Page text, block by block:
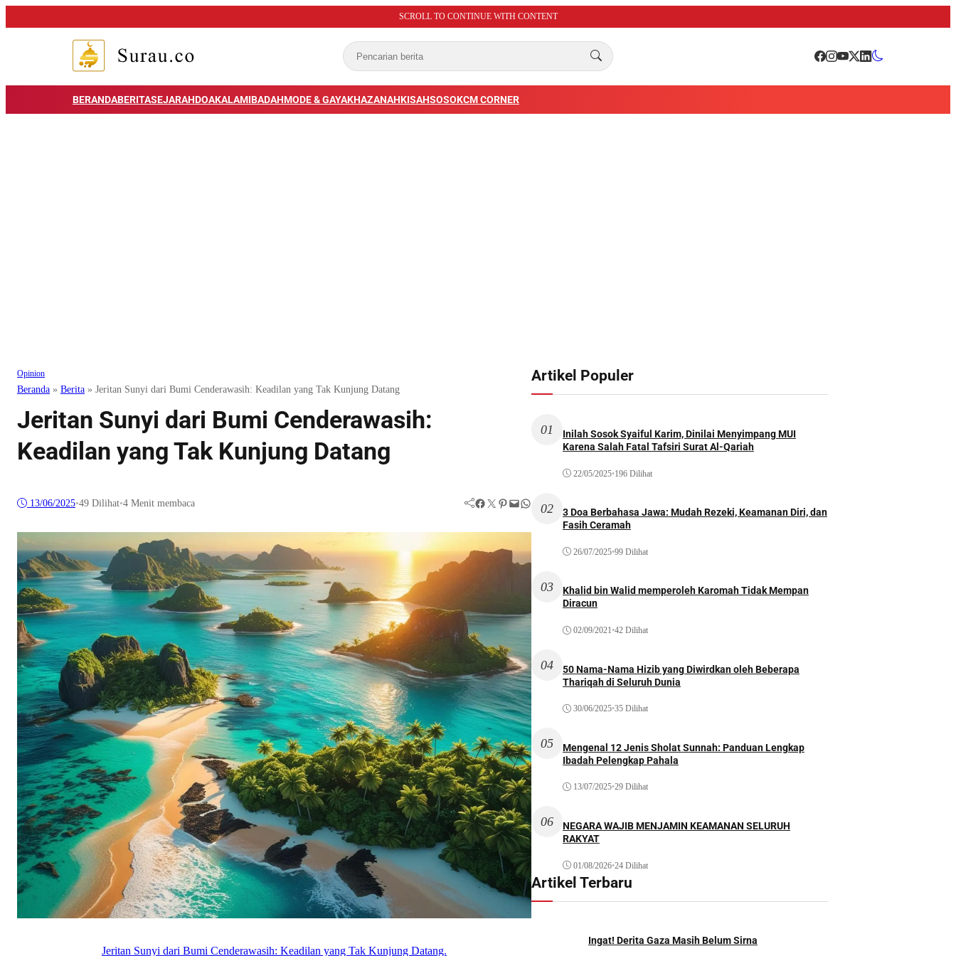
SCROLL TO CONTINUE WITH CONTENT
BERANDABERITASEJARAHDOAKALAMIBADAHMODE & GAYAKHAZANAHKISAHSOSOKCM CORNER
Opinion
Beranda » Berita » Jeritan Sunyi dari Bumi Cenderawasih: Keadilan yang Tak Kunjung Datang
Jeritan Sunyi dari Bumi Cenderawasih:
Keadilan yang Tak Kunjung Datang
13/06/2025•49 Dilihat•4 Menit membaca Facebook Twitter Pinterest Mail WhatsApp
Jeritan Sunyi dari Bumi Cenderawasih: Keadilan yang Tak Kunjung Datang.
Artikel Populer
01
Inilah Sosok Syaiful Karim, Dinilai Menyimpang MUI
Karena Salah Fatal Tafsiri Surat Al-Qariah
22/05/2025•196 Dilihat
02
3 Doa Berbahasa Jawa: Mudah Rezeki, Keamanan Diri, dan
Fasih Ceramah
26/07/2025•99 Dilihat
03
Khalid bin Walid memperoleh Karomah Tidak Mempan
Diracun
02/09/2021•42 Dilihat
04
50 Nama-Nama Hizib yang Diwirdkan oleh Beberapa
Thariqah di Seluruh Dunia
30/06/2025•35 Dilihat
05
Mengenal 12 Jenis Sholat Sunnah: Panduan Lengkap
Ibadah Pelengkap Pahala
13/07/2025•29 Dilihat
06
NEGARA WAJIB MENJAMIN KEAMANAN SELURUH
RAKYAT
01/08/2026•24 Dilihat
Artikel Terbaru
Ingat! Derita Gaza Masih Belum Sirna